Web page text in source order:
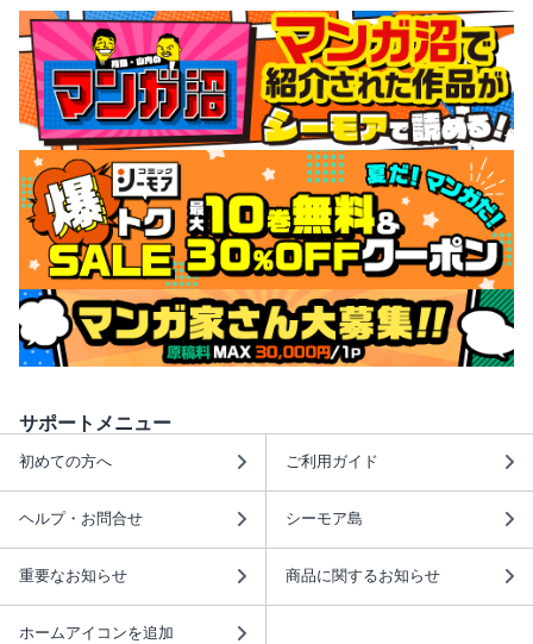
サポートメニュー
初めての方へ ご利用ガイド
ヘルプ・お問合せ シーモア島
重要なお知らせ 商品に関するお知らせ
ホームアイコンを追加